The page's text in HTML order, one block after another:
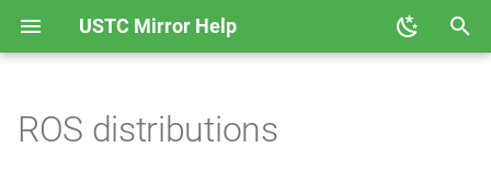
USTC Mirror Help
Alpine Linux
GHCup
地址
ROS distributions